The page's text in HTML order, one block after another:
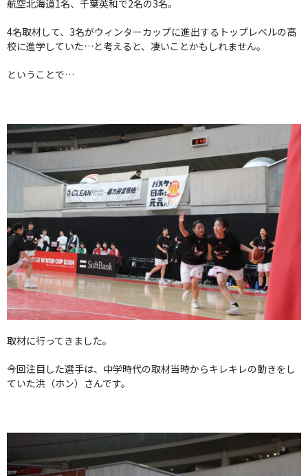
航空北海道1名、千葉英和で2名の3名。
4名取材して、3名がウィンターカップに進出するトップレベルの高
校に進学していた…と考えると、凄いことかもしれません。
ということで…
取材に行ってきました。
今回注目した選手は、中学時代の取材当時からキレキレの動きをし
ていた洪（ホン）さんです。